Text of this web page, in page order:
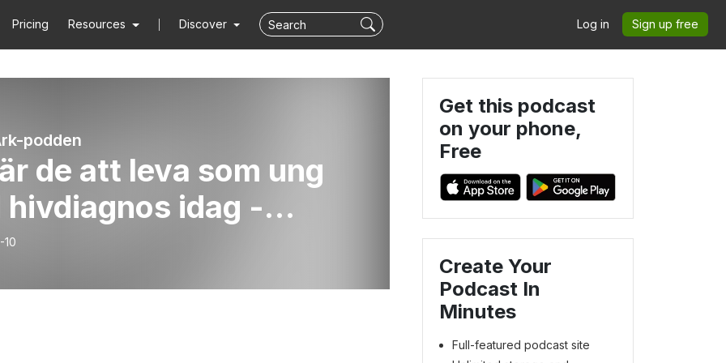
Pricing Resources Discover Log in Sign up free
podden
de att leva som ung
hivdiagnos idag -
Walai
Get this podcast
on your phone,
Free
Create Your
Podcast In
Minutes
Full-featured podcast site